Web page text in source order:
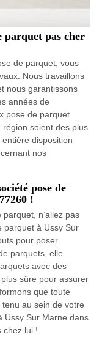
parquet pas cher
de parquet, vous
Nous travaillons
nous garantissons
années de
pose de parquet
soient des plus
disposition
nos
pose de
!
n’allez pas
parquet à Ussy Sur
pour poser
parquets, elle
avec des
sûre pour assurer
que toute
au sein de votre
Ussy Sur Marne dans
chez lui !